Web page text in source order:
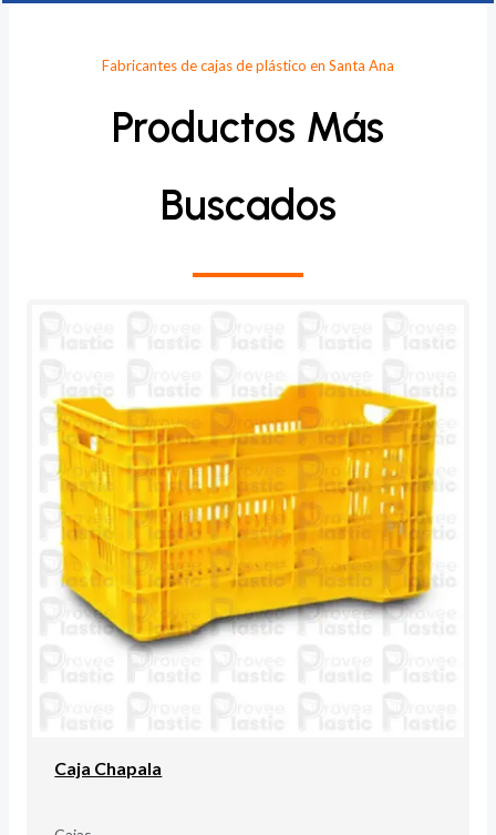
Fabricantes de cajas de plástico en Santa Ana
Productos Más
Buscados
Caja Chapala